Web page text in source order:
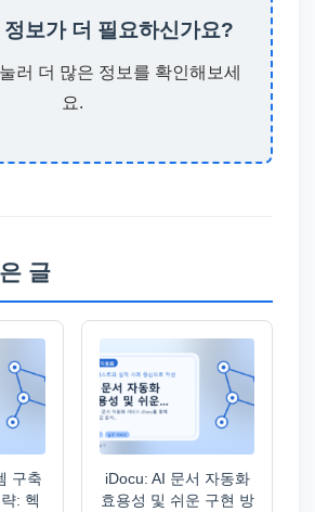
보가 더 필요하신가요?
러 더 많은 정보를 확인해보세
요.
글
구축
: 헥
iDocu: AI 문서 자동화
효용성 및 쉬운 구현 방